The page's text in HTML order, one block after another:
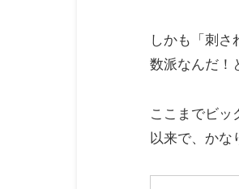
しかも「刺さ
数派なんだ！
ここまでビッ
以来で、かな